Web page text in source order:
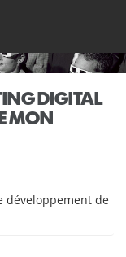
DIGITAL
MON
développement de